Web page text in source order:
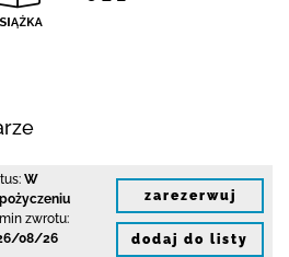
W
zwrotu:
08/26
zarezerwuj
dodaj do listy